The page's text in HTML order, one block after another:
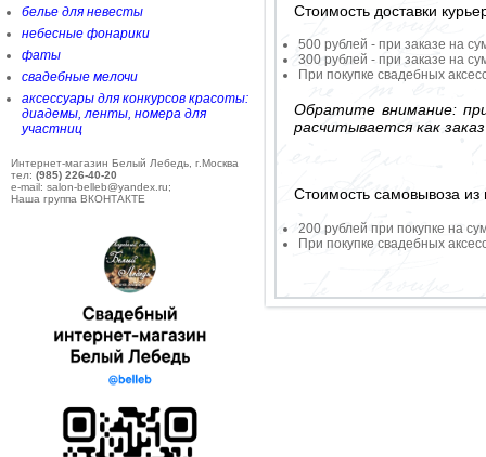
белье для невесты
небесные фонарики
фаты
свадебные мелочи
аксессуары для конкурсов красоты:
диадемы, ленты, номера для
участниц
Интернет-магазин Белый Лебедь, г.Москва
тел: (985) 226-40-20
e-mail: salon-belleb@yandex.ru;
Наша группа ВКОНТАКТЕ
Стоимость доставки
500 рублей - при заказе на
300 рублей - при заказе на
При покупке свадебных
Обратите внимание:
расчитывается как
Стоимость самовывоза из
200 рублей при покупке на
При покупке свадебных